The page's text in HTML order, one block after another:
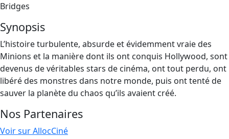
Bridges
Synopsis
L’histoire turbulente, absurde et évidemment vraie des
Minions et la manière dont ils ont conquis Hollywood, sont
devenus de véritables stars de cinéma, ont tout perdu, ont
libéré des monstres dans notre monde, puis ont tenté de
sauver la planète du chaos qu’ils avaient créé.
Nos Partenaires
Voir sur AllocCiné